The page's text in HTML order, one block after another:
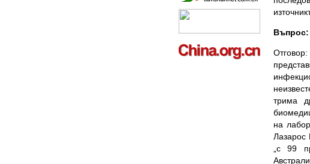
Въпрос:
трима
на
Лазарос
„с 99